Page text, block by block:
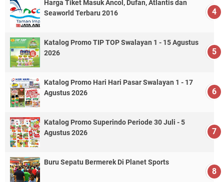
Harga Tiket Masuk Ancol, Dufan, Atlantis dan
Seaworld Terbaru 2016
Katalog Promo TIP TOP Swalayan 1 - 15 Agustus
2026
Katalog Promo Hari Hari Pasar Swalayan 1 - 17
Agustus 2026
Katalog Promo Superindo Periode 30 Juli - 5
Agustus 2026
Buru Sepatu Bermerek Di Planet Sports